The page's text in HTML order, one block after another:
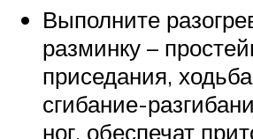
Выполните
разминку –
приседания,
сгибание-
ног, обеспечат